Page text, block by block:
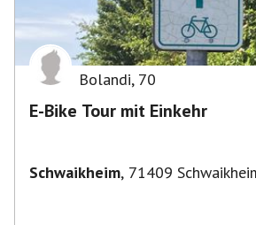
Bolandi, 70
E-Bike Tour mit Einkehr
Schwaikheim, 71409